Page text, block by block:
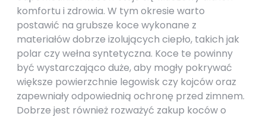
komfortu i zdrowia. W tym okresie warto
postawić na grubsze koce wykonane z
materiałów dobrze izolujących ciepło, takich jak
polar czy wełna syntetyczna. Koce te powinny
być wystarczająco duże, aby mogły pokrywać
większe powierzchnie legowisk czy kojców oraz
zapewniały odpowiednią ochronę przed zimnem.
Dobrze jest również rozważyć zakup koców o